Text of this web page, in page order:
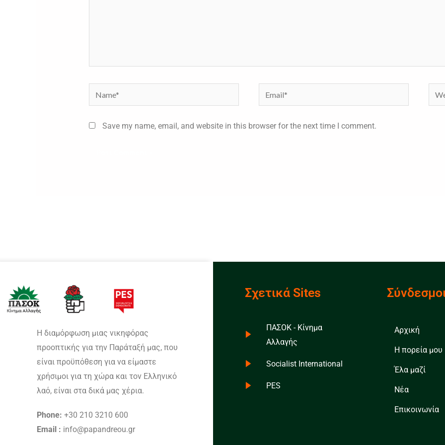
Name* Email*
Save my name, email, and website in this browser for the next time I comment.
Η διαμόρφωση μιας νικηφόρας
προοπτικής για την Παράταξή μας, που
είναι προϋπόθεση για να είμαστε
χρήσιμοι για τη χώρα και τον Ελληνικό
λαό, είναι στα δικά μας χέρια.
Phone: +30 210 3210 600
Email : info@papandreou.gr
Σχετικά Sites
ΠΑΣΟΚ - Κίνημα
Αλλαγής
Socialist International
PES
Αρχική
Η πορεία μου
Έλα μαζί
Νέα
Επικοινωνία